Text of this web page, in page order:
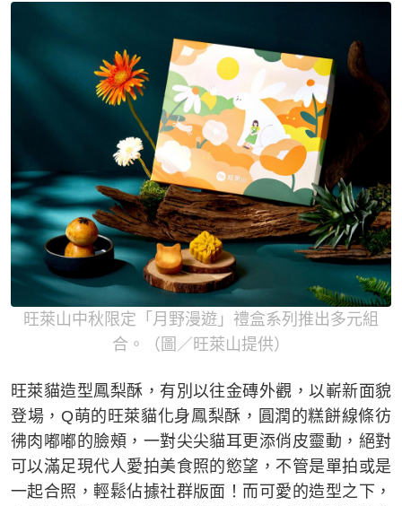
旺萊山中秋限定「月野漫遊」禮盒系列推出多元組
合。（圖／旺萊山提供）
旺萊貓造型鳳梨酥，有別以往金磚外觀，以嶄新面貌
登場，Q萌的旺萊貓化身鳳梨酥，圓潤的糕餅線條彷
彿肉嘟嘟的臉頰，一對尖尖貓耳更添俏皮靈動，絕對
可以滿足現代人愛拍美食照的慾望，不管是單拍或是
一起合照，輕鬆佔據社群版面！而可愛的造型之下，